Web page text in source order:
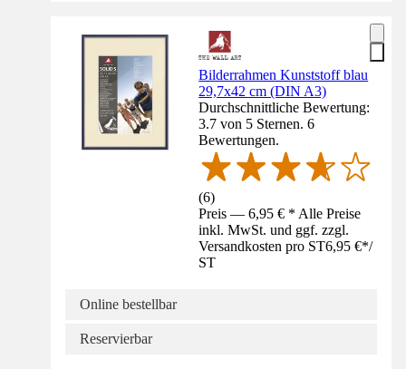
Bilderrahmen Kunststoff blau
29,7x42 cm (DIN A3)
Durchschnittliche Bewertung:
3.7 von 5 Sternen. 6
Bewertungen.
(6)
Preis — 6,95 € * Alle Preise
inkl. MwSt. und ggf. zzgl.
Versandkosten pro ST6,95 €*/
ST
Online bestellbar
Reservierbar